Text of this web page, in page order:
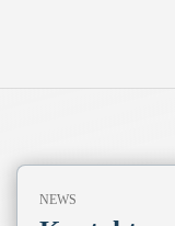
NEWS